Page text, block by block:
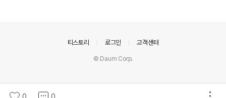
티스토리 로그인 고객센터
© Daum Corp.